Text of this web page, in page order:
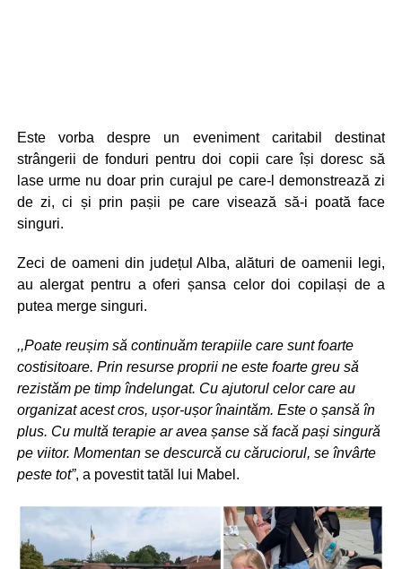
Este vorba despre un eveniment caritabil destinat
strângerii de fonduri pentru doi copii care își doresc să
lase urme nu doar prin curajul pe care-l demonstrează zi
de zi, ci și prin pașii pe care visează să-i poată face
singuri.
Zeci de oameni din județul Alba, alături de oamenii legi,
au alergat pentru a oferi șansa celor doi copilași de a
putea merge singuri.
,,Poate reușim să continuăm terapiile care sunt foarte
costisitoare. Prin resurse proprii ne este foarte greu să
rezistăm pe timp îndelungat. Cu ajutorul celor care au
organizat acest cros, ușor-ușor înaintăm. Este o șansă în
plus. Cu multă terapie ar avea șanse să facă pași singură
pe viitor. Momentan se descurcă cu căruciorul, se învârte
peste tot”, a povestit tatăl lui Mabel.